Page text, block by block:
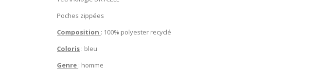
Poches zippées
Composition : 100% polyester recyclé
Coloris : bleu
Genre : homme